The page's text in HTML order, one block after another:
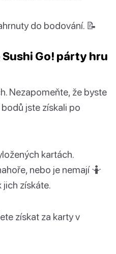
do bodování. 📝
Go! párty hru
Nezapomeňte, že byste
jste získali po
kartách.
nebo je nemají 🤷
jich získáte.
získat za karty v